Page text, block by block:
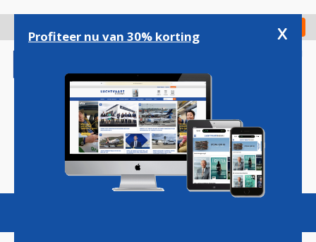
gaan
Check in
Magazine Podcasts Vacatures
Profiteer nu van 30% korting x